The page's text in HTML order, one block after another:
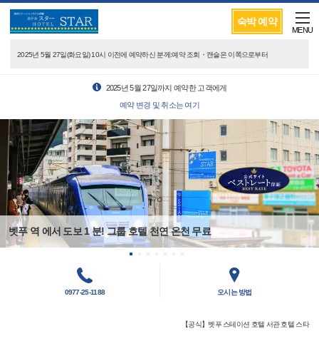
숙박 예약
MENU
2025년 5월 27일(화요일) 10시 이전에 예약하신 분께:예약 조회・캔슬은 이쪽으로부터
2025년 5월 27일까지 예약한 고객에게
예약 변경 및 취소는 여기
벳푸 역 에서 도보 1 분! 그룹 호텔 천연 온천 무료
0977-25-1188 오시는 방법
【공식】벳푸 스테이션 호텔 서관 호텔 스타